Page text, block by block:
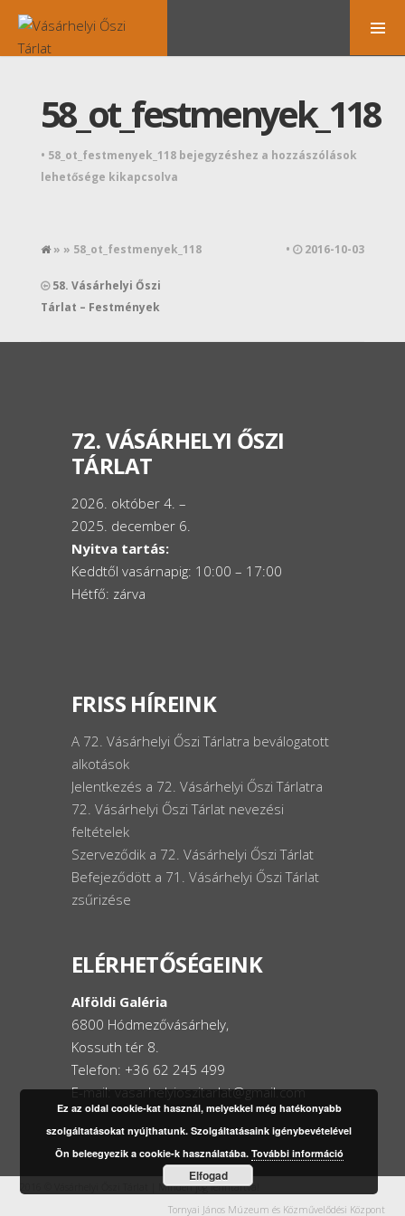
58_ot_festmenyek_118
• 58_ot_festmenyek_118 bejegyzéshez a hozzászólások
lehetősége kikapcsolva
» » 58_ot_festmenyek_118 • 2016-10-03
58. Vásárhelyi Őszi
Tárlat – Festmények
72. VÁSÁRHELYI ŐSZI
TÁRLAT
2026. október 4. –
2025. december 6.
Nyitva tartás:
Keddtől vasárnapig: 10:00 – 17:00
Hétfő: zárva
FRISS HÍREINK
A 72. Vásárhelyi Őszi Tárlatra beválogatott
alkotások
Jelentkezés a 72. Vásárhelyi Őszi Tárlatra
72. Vásárhelyi Őszi Tárlat nevezési
feltételek
Szerveződik a 72. Vásárhelyi Őszi Tárlat
Befejeződött a 71. Vásárhelyi Őszi Tárlat
zsűrizése
ELÉRHETŐSÉGEINK
Alföldi Galéria
6800 Hódmezővásárhely,
Kossuth tér 8.
Telefon: +36 62 245 499
E-mail: vasarhelyioszitarlat@gmail.com
2016 © Vásárhelyi Őszi Tárlat | Minden jog fenntartva!
Tornyai János Múzeum és Közművelődési Központ
Ez az oldal cookie-kat használ, melyekkel még hatékonyabb
szolgáltatásokat nyújthatunk. Szolgáltatásaink igénybevételével
Ön beleegyezik a cookie-k használatába. További információ
Elfogad